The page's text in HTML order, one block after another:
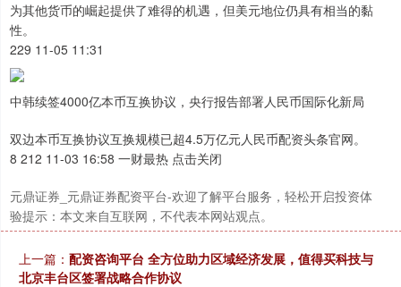
为其他货币的崛起提供了难得的机遇，但美元地位仍具有相当的黏
性。
229 11-05 11:31
中韩续签4000亿本币互换协议，央行报告部署人民币国际化新局
双边本币互换协议互换规模已超4.5万亿元人民币配资头条官网。
8 212 11-03 16:58 一财最热 点击关闭
元鼎证券_元鼎证券配资平台-欢迎了解平台服务，轻松开启投资体
验提示：本文来自互联网，不代表本网站观点。
上一篇： 配资咨询平台 全方位助力区域经济发展，值得买科技与
北京丰台区签署战略合作协议